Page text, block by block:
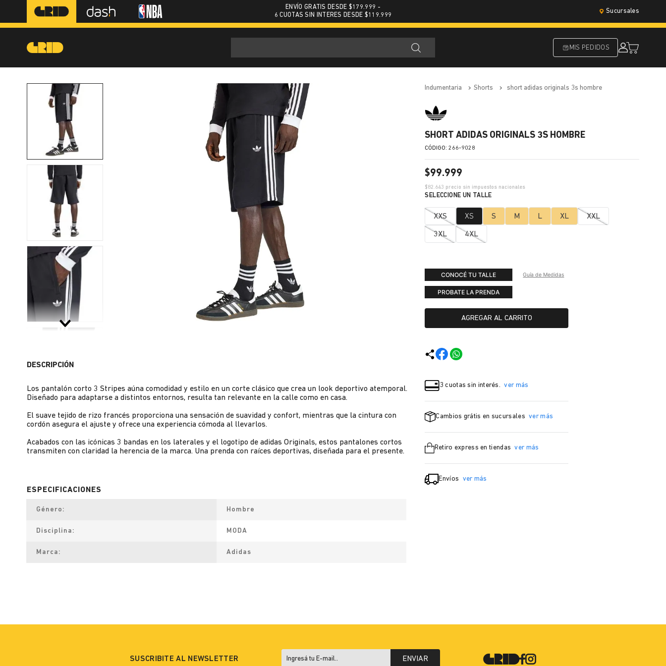
ENVÍO GRATIS DESDE $179.999 -
6 CUOTAS SIN INTERES DESDE $119.999
Sucursales
MIS PEDIDOS
DESCRIPCIÓN
Los pantalón corto 3 Stripes aúna comodidad y estilo en un corte clásico que crea un look deportivo atemporal.
Diseñado para adaptarse a distintos entornos, resulta tan relevante en la calle como en casa.
El suave tejido de rizo francés proporciona una sensación de suavidad y confort, mientras que la cintura con
cordón asegura el ajuste y ofrece una experiencia cómoda al llevarlos.
Acabados con las icónicas 3 bandas en los laterales y el logotipo de adidas Originals, estos pantalones cortos
transmiten con claridad la herencia de la marca. Una prenda con raíces deportivas, diseñada para el presente.
Género Hombre
Disciplina MODA
Marca Adidas
indumentaria shorts short adidas originals 3s hombre
SHORT ADIDAS ORIGINALS 3S HOMBRE
:266-9028
$99.999
$82.643 precio sin impuestos nacionales
XXS XS S M L XL XXL
3XL 4XL
CONOCÉ TU TALLE Guía de Medidas
PROBATE LA PRENDA
AGREGAR AL CARRITO
3 cuotas sin interés. ver más
Cambios grátis en sucursales ver más
Retiro express en tiendas ver más
Envíos ver más
SUSCRIBITE AL NEWSLETTER ENVIAR